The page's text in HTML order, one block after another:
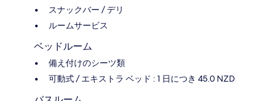
スナックバー / デリ
ルームサービス
ベッドルーム
備え付けのシーツ類
可動式 / エキストラ ベッド : 1 日につき 45.0 NZD